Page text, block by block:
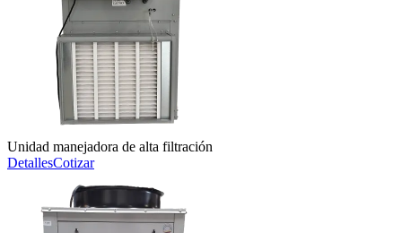
Unidad manejadora de alta filtración
DetallesCotizar